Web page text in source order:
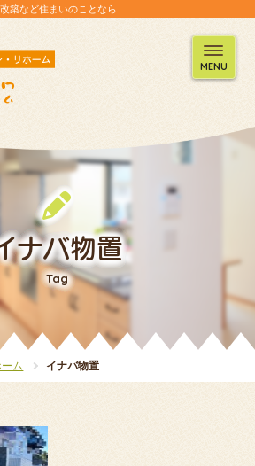
築など住まいのことなら
MENU
ナバ物置
Tag
ーム イナバ物置